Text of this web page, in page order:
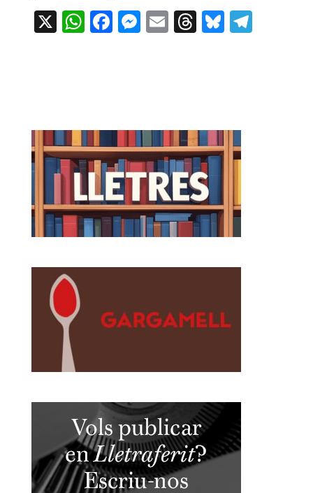
X WhatsApp
Facebook
Messenger
EmailThreads
Bluesky